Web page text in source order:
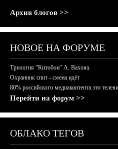
Архив блогов >>
НОВОЕ НА ФОРУМЕ
Трилогия "Китобои" А. Вахова.
Охранник спит - смена идёт
80% российского медиаконтента это
Перейти на форум >>
ОБЛАКО ТЕГОВ